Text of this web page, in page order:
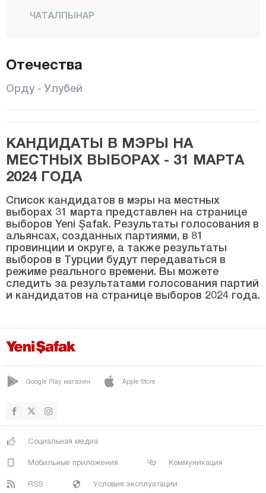
ЧАТАЛПЫНАР
ГЮЛЬЯЛЫ
ИКИЗДЖЕ
КАБАДУЗ
КАБАТАШ
КОРГАН
КУМРУ
МЕСУДИЕ
ПЕРШЕМБЕ
УЛУБЕЙ
Османие
Ризе
Шанлыурфа
Отечества
Орду - Улубей
КАНДИДАТЫ В МЭРЫ НА
МЕСТНЫХ ВЫБОРАХ - 31 МАРТА
2024 ГОДА
Список кандидатов в мэры на местных
выборах 31 марта представлен на странице
выборов Yeni Şafak. Результаты голосования в
альянсах, созданных партиями, в 81
провинции и округе, а также результаты
выборов в Турции будут передаваться в
режиме реального времени. Вы можете
следить за результатами голосования партий
и кандидатов на странице выборов 2024 года.
Google Play магазин Apple Store
Социальная медиа
Мобильные приложения Коммуникация
RSS Условия эксплуатации